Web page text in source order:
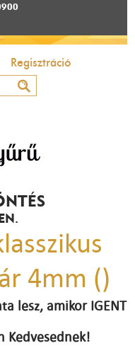
Regisztráció
4mm ()
lesz, amikor IGENT
Kedvesednek!